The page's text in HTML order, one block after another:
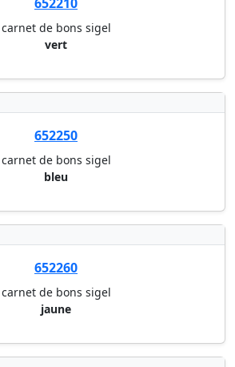
carnet de bons sigel
vert
652250
bleu
652260
carnet de bons sigel